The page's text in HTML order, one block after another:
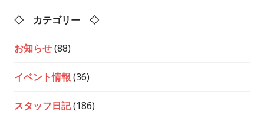
◇ カテゴリー ◇
お知らせ(88)
イベント情報 (36)
スタッフ日記(186)